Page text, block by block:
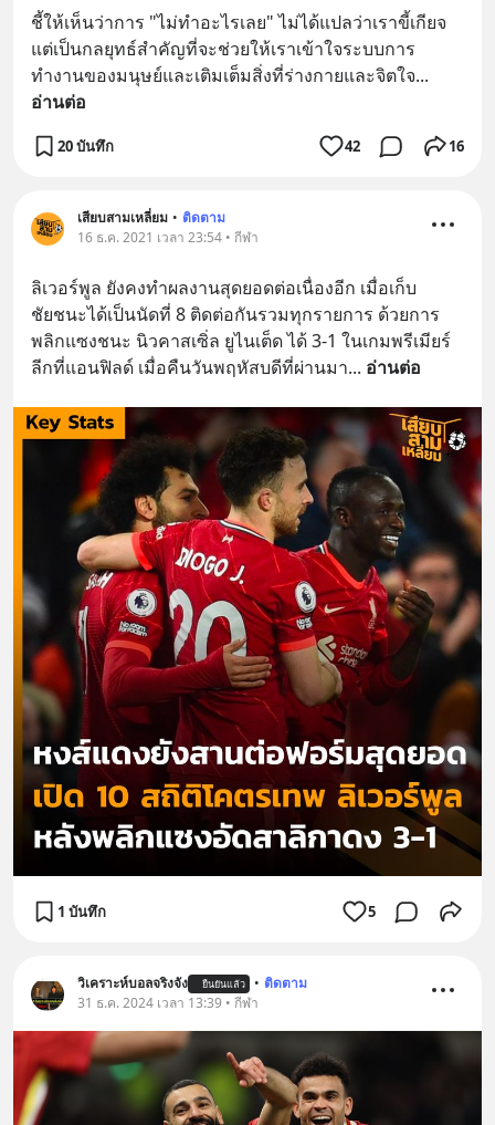
ชี้ให้เห็นว่าการ "ไม่ทำอะไรเลย" ไม่ได้แปลว่าเราขี้เกียจ
แต่เป็นกลยุทธ์สำคัญที่จะช่วยให้เราเข้าใจระบบการ
ทำงานของมนุษย์และเติมเต็มสิ่งที่ร่างกายและจิตใจ
อ่านต่อ
20 บันทึก 42 16
เสียบสามเหลี่ยม • ติดตาม
16 ธ.ค. 2021 เวลา 23:54 • กีฬา
ลิเวอร์พูล ยังคงทำผลงานสุดยอดต่อเนื่องอีก เมื่อเก็บ
ชัยชนะได้เป็นนัดที่ 8 ติดต่อกันรวมทุกรายการ ด้วยการ
พลิกแซงชนะ นิวคาสเซิ่ล ยูไนเต็ด ได้ 3-1 ในเกมพรีเมียร์
ลีกที่แอนฟิลด์ เมื่อคืนวันพฤหัสบดีที่ผ่านมา... อ่านต่อ
1 บันทึก 5
วิเคราะห์บอลจริงจัง ยืนยันแล้ว • ติดตาม
31 ธ.ค. 2024 เวลา 13:39 • กีฬา